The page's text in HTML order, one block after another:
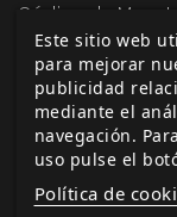
Códice de
Siete Pecados
Tomo de las
Libro de las
Nombres
Héroes y Villanos
Sabbat
Este sitio web
para mejorar
publicidad
mediante el
navegación.
uso pulse el
Política de